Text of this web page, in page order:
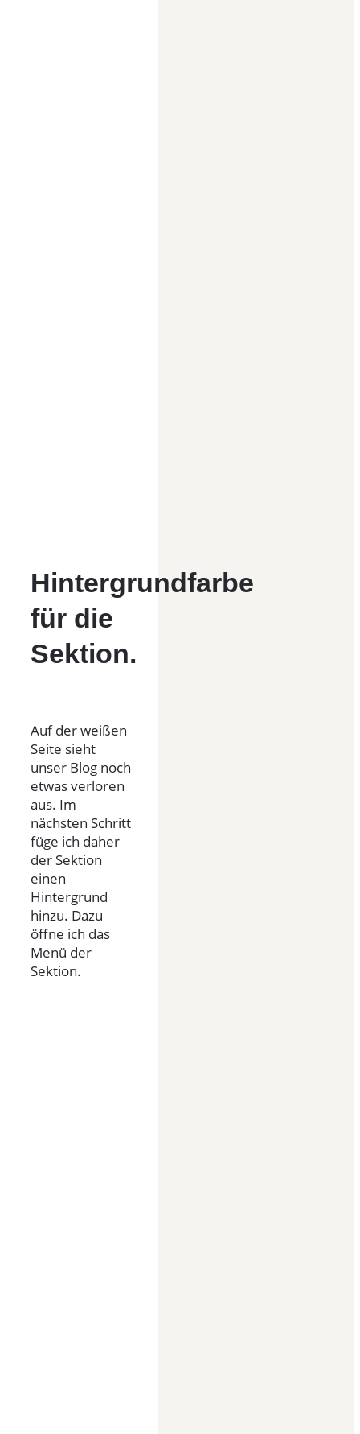
Hintergrundfarbe
für die
Sektion.
Auf der weißen
Seite sieht
unser Blog noch
etwas verloren
aus. Im
nächsten Schritt
füge ich daher
der Sektion
einen
Hintergrund
hinzu. Dazu
öffne ich das
Menü der
Sektion.